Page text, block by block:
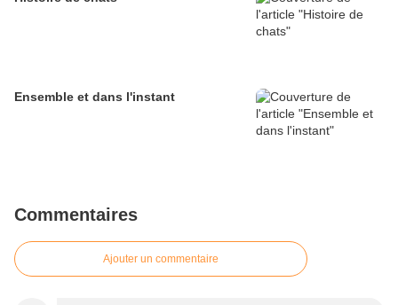
Ensemble et dans l'instant
Commentaires
Ajouter un commentaire